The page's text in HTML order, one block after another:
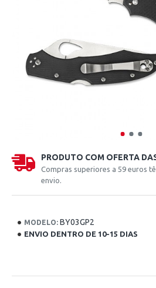
PRODUTO COM OFERTA
Compras superiores a 59 euros
envio.
MODELO: BY03GP2
ENVIO DENTRO DE 10-15 DIAS